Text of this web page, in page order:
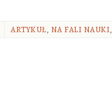
ARTYKUŁ, NA FALI NAUKI,